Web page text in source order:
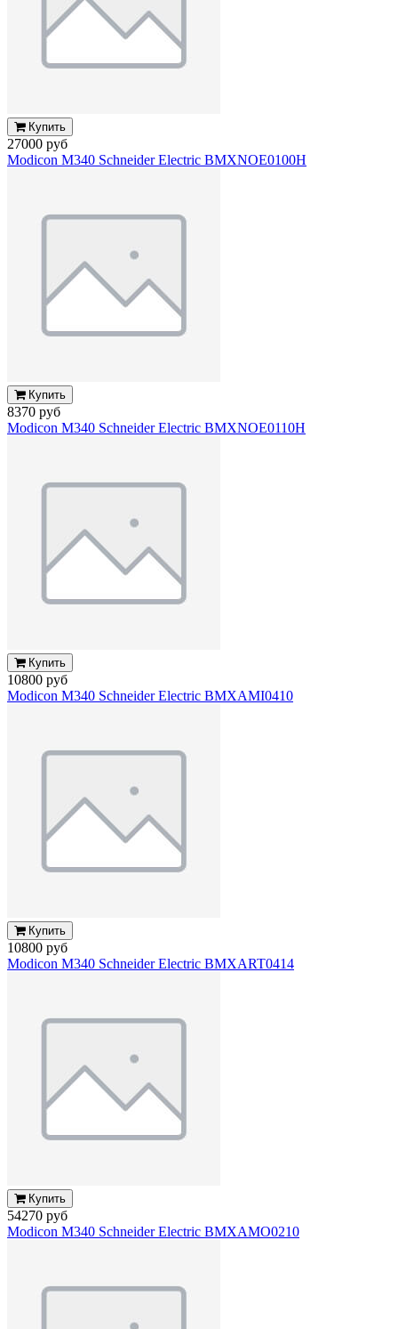
Купить
27000 руб
Modicon M340 Schneider Electric BMXNOE0100H
Купить
8370 руб
Modicon M340 Schneider Electric BMXNOE0110H
Купить
10800 руб
Modicon M340 Schneider Electric BMXAMI0410
Купить
10800 руб
Modicon M340 Schneider Electric BMXART0414
Купить
54270 руб
Modicon M340 Schneider Electric BMXAMO0210